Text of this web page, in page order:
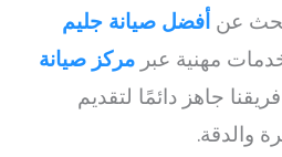
عنأفضل صيانة جليم
مهنية عبرمركز صيانة
جاهز دائمًا لتقديم
والدقة.